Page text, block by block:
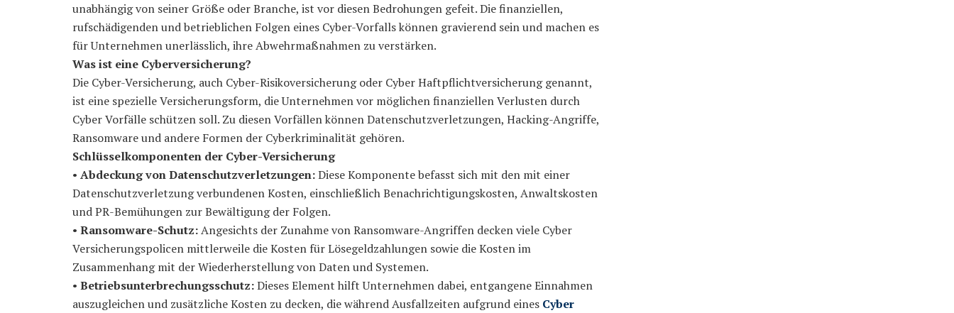
unabhängig von seiner Größe oder Branche, ist vor diesen Bedrohungen gefeit. Die finanziellen,
rufschädigenden und betrieblichen Folgen eines Cyber-Vorfalls können gravierend sein und machen es
für Unternehmen unerlässlich, ihre Abwehrmaßnahmen zu verstärken.
Was ist eine Cyberversicherung?
Die Cyber-Versicherung, auch Cyber-Risikoversicherung oder Cyber Haftpflichtversicherung genannt,
ist eine spezielle Versicherungsform, die Unternehmen vor möglichen finanziellen Verlusten durch
Cyber Vorfälle schützen soll. Zu diesen Vorfällen können Datenschutzverletzungen, Hacking-Angriffe,
Ransomware und andere Formen der Cyberkriminalität gehören.
Schlüsselkomponenten der Cyber-Versicherung
• Abdeckung von Datenschutzverletzungen:Diese Komponente befasst sich mit den mit einer
Datenschutzverletzung verbundenen Kosten, einschließlich Benachrichtigungskosten, Anwaltskosten
und PR-Bemühungen zur Bewältigung der Folgen.
• Ransomware-Schutz:Angesichts der Zunahme von Ransomware-Angriffen decken viele Cyber
Versicherungspolicen mittlerweile die Kosten für Lösegeldzahlungen sowie die Kosten im
Zusammenhang mit der Wiederherstellung von Daten und Systemen.
• Betriebsunterbrechungsschutz:Dieses Element hilft Unternehmen dabei, entgangene Einnahmen
auszugleichen und zusätzliche Kosten zu decken, die während Ausfallzeiten aufgrund eines Cyber